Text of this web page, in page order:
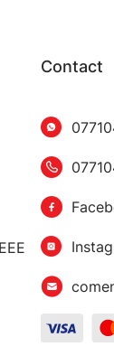
Contact